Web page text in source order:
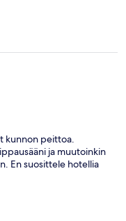
kunnon peittoa.
ja muutoinkin
En suosittele hotellia